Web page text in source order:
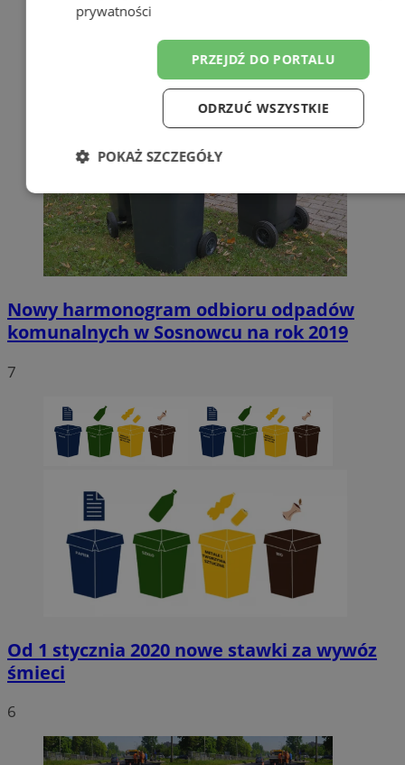
Nowy harmonogram odbioru odpadów
komunalnych w Sosnowcu na rok 2019
7
Od 1 stycznia 2020 nowe stawki za wywóz
śmieci
6
prywatności
PRZEJDŹ DO PORTALU
ODRZUĆ WSZYSTKIE
POKAŻ SZCZEGÓŁY
Niezbędne Wydajność
Funkcjonalność
Niesklasyfikowane
Niezbędne pliki cookie umożliwiają korzystanie z podstawowych
ze strony internetowej.
Nazwa
Provider/
Domena
SessID
sosnowiecki.pl
euds .rfihub.com